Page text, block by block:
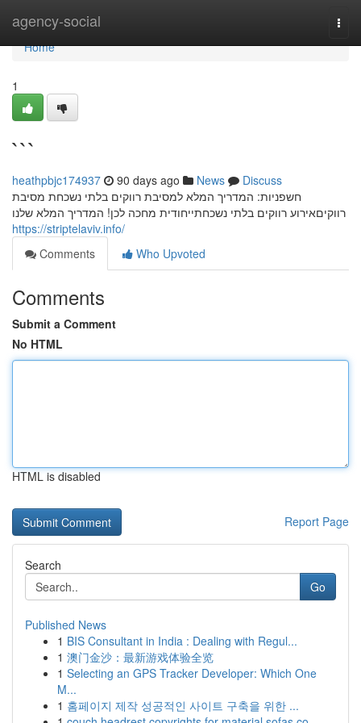
agency-social
Home
Home
1
```
heathpbjc174937 90 days ago News
Discuss
חשפניות: המדריך המלא למסיבת רווקים בלתי נשכחת מסיבת
רווקיםאירוע רווקים בלתי נשכחתייחודית מחכה לכן! המדריך המלא שלנו
https://striptelaviv.info/
Comments
Who Upvoted
Comments
Submit a Comment
No HTML
HTML is disabled
Report Page
Search
Go
Published News
1 BIS Consultant in India : Dealing with Regul...
1 澳门金沙：最新游戏体验全览
1 Selecting an GPS Tracker Developer: Which One
M...
1 홈페이지 제작 성공적인 사이트 구축을 위한 ...